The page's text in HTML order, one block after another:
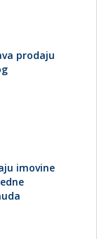
prodaju
imovine